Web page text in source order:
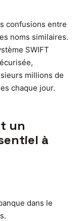
confusions entre
noms similaires.
SWIFT
millions de
chaque jour.
un
à
dans le